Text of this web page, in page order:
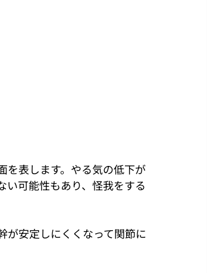
を表します。やる気の低下が
い可能性もあり、怪我をする
が安定しにくくなって関節に